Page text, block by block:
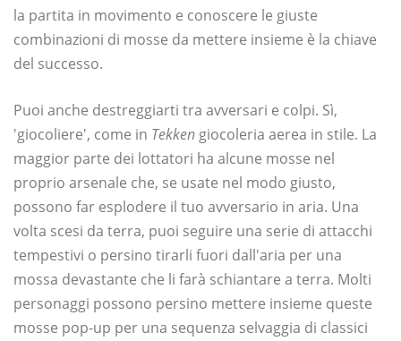
la partita in movimento e conoscere le giuste
combinazioni di mosse da mettere insieme è la chiave
del successo.
Puoi anche destreggiarti tra avversari e colpi. Sì,
'giocoliere', come in Tekken giocoleria aerea in stile. La
maggior parte dei lottatori ha alcune mosse nel
proprio arsenale che, se usate nel modo giusto,
possono far esplodere il tuo avversario in aria. Una
volta scesi da terra, puoi seguire una serie di attacchi
tempestivi o persino tirarli fuori dall'aria per una
mossa devastante che li farà schiantare a terra. Molti
personaggi possono persino mettere insieme queste
mosse pop-up per una sequenza selvaggia di classici